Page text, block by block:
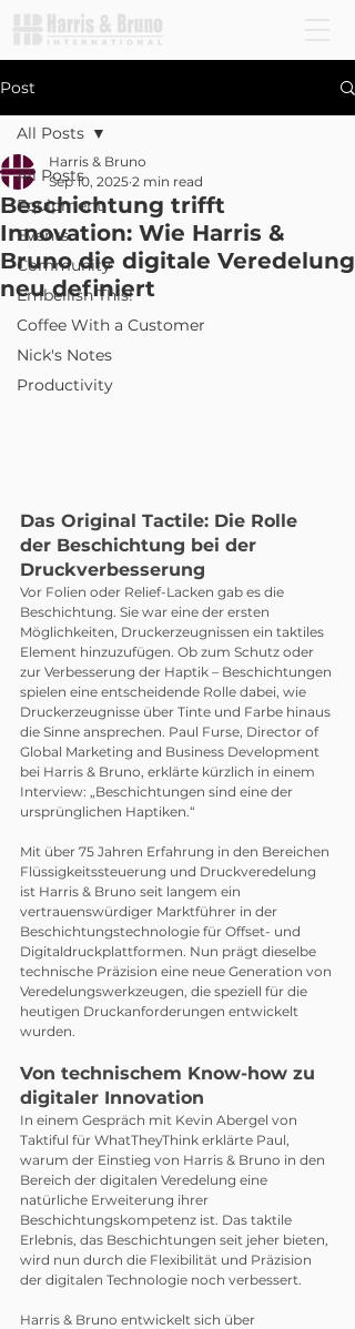
Post
All Posts
Equipment
Events
Community
Embellish This!
Coffee With a Customer
Nick's Notes
Productivity
All Posts
Beschichtung trifft
Innovation: Wie Harris &
Bruno die digitale Veredelung
neu definiert
Harris & Bruno
Sep 10, 2025 2 min read
Das Original Tactile: Die Rolle
der Beschichtung bei der
Druckverbesserung
Vor Folien oder Relief-Lacken gab es die
Beschichtung. Sie war eine der ersten
Möglichkeiten, Druckerzeugnissen ein taktiles
Element hinzuzufügen. Ob zum Schutz oder
zur Verbesserung der Haptik – Beschichtungen
spielen eine entscheidende Rolle dabei, wie
Druckerzeugnisse über Tinte und Farbe hinaus
die Sinne ansprechen. Paul Furse, Director of
Global Marketing and Business Development
bei Harris & Bruno, erklärte kürzlich in einem
Interview: „Beschichtungen sind eine der
ursprünglichen Haptiken.“
Mit über 75 Jahren Erfahrung in den Bereichen
Flüssigkeitssteuerung und Druckveredelung
ist Harris & Bruno seit langem ein
vertrauenswürdiger Marktführer in der
Beschichtungstechnologie für Offset- und
Digitaldruckplattformen. Nun prägt dieselbe
technische Präzision eine neue Generation von
Veredelungswerkzeugen, die speziell für die
heutigen Druckanforderungen entwickelt
wurden.
Von technischem Know-how zu
digitaler Innovation
In einem Gespräch mit Kevin Abergel von
Taktiful für WhatTheyThink erklärte Paul,
warum der Einstieg von Harris & Bruno in den
Bereich der digitalen Veredelung eine
natürliche Erweiterung ihrer
Beschichtungskompetenz ist. Das taktile
Erlebnis, das Beschichtungen seit jeher bieten,
wird nun durch die Flexibilität und Präzision
der digitalen Technologie noch verbessert.
Harris & Bruno entwickelt sich über